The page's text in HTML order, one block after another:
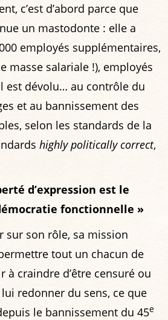
c’est d’abord parce que
un mastodonte : elle a
employés supplémentaires,
masse salariale !), employés
est dévolu… au contrôle du
et au bannissement des
selon les standards de la
highly politically correct,
d’expression est le
fonctionnelle »
sur son rôle, sa mission
tout un chacun de
à craindre d’être censuré ou
redonner du sens, ce que
le bannissement du 45e